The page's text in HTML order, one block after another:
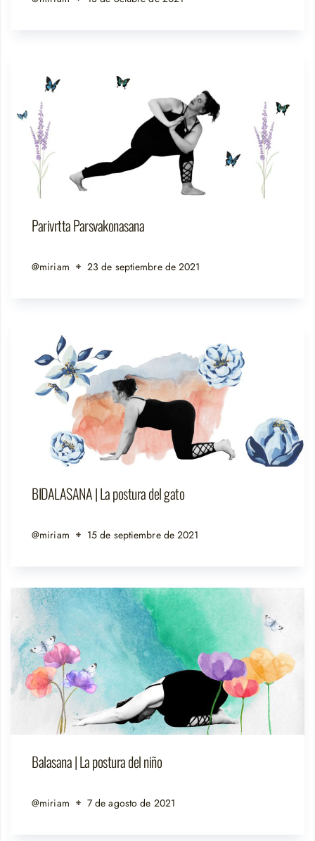
Parivrtta Parsvakonasana
@miriam 23 de septiembre de 2021
BIDALASANA | La postura del gato
@miriam 15 de septiembre de 2021
Balasana | La postura del niño
@miriam 7 de agosto de 2021